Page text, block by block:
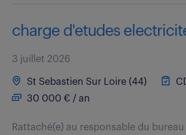
charge d'etudes
3 juillet 2026
St Sebastien Sur Loire (44)
30 000 € / an
Rattaché(e) au responsable du